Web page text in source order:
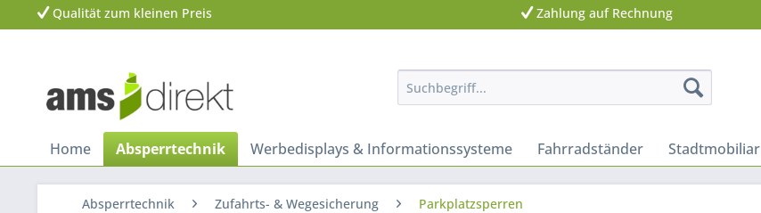
Qualität zum kleinen Preis Zahlung auf Rechnung
Home Absperrtechnik Werbedisplays & Informationssysteme Fahrradständer Stadtmobiliar
Absperrtechnik Zufahrts- & Wegesicherung Parkplatzsperren